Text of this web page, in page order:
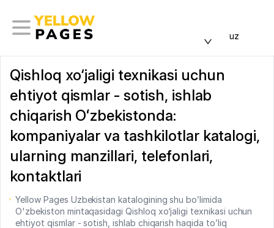
uz
Qishloq xo‘jaligi texnikasi uchun
ehtiyot qismlar - sotish, ishlab
chiqarish Oʻzbekistonda:
kompaniyalar va tashkilotlar katalogi,
ularning manzillari, telefonlari,
kontaktlari
Yellow Pages Uzbekistan katalogining shu bo’limida
O'zbekiston mintaqasidagi Qishloq xo‘jaligi texnikasi uchun
ehtiyot qismlar - sotish, ishlab chiqarish haqida to’liq